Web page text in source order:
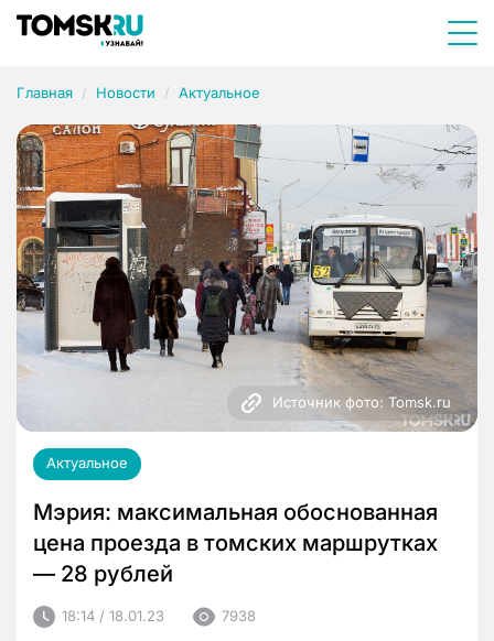
Главная Новости Актуальное
Источник фото: Tomsk.ru
Актуальное
Мэрия: максимальная обоснованная
цена проезда в томских маршрутках
— 28 рублей
18:14 / 18.01.23 7938